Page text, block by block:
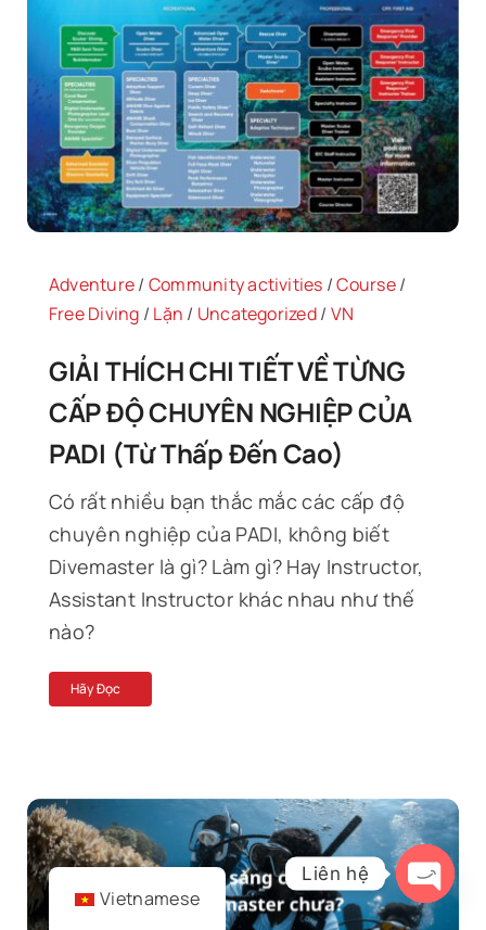
Adventure/ Community activities /Course/
Free Diving / Lặn / Uncategorized/ VN
GIẢI THÍCH CHI TIẾT VỀ TỪNG
CẤP ĐỘ CHUYÊN NGHIỆP CỦA
PADI (từ Thấp Đến Cao)
Có rất nhiều bạn thắc mắc các cấp độ
chuyên nghiệp của PADI, không biết
Divemaster là gì? Làm gì? Hay Instructor,
Assistant Instructor khác nhau như thế
nào?
Hãy Đọc
Vietnamese
Liên hệ
Open
chaty